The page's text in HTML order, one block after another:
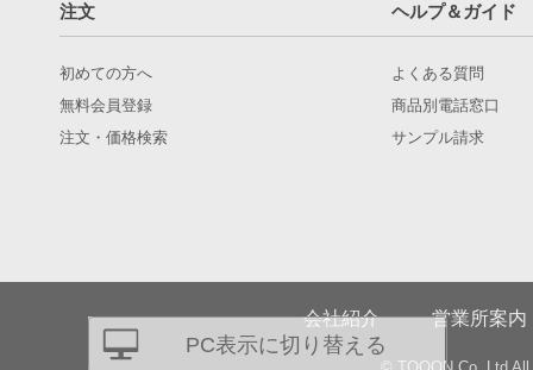
注文 ヘルプ＆ガイド
初めての方へ
無料会員登録
注文・価格検索
よくある質問
商品別電話窓口
サンプル請求
会社紹介 営業所案内
PC表示に切り替える